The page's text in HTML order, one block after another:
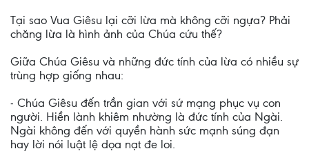
Tại sao Vua Giêsu lại cỡi lừa mà không cỡi ngựa? Phải
chăng lừa là hình ảnh của Chúa cứu thế?
Giữa Chúa Giêsu và những đức tính của lừa có nhiều sự
trùng hợp giống nhau:
- Chúa Giêsu đến trần gian với sứ mạng phục vụ con
người. Hiền lành khiêm nhường là đức tính của Ngài.
Ngài không đến với quyền hành sức mạnh súng đạn
hay lời nói luật lệ dọa nạt đe loi.